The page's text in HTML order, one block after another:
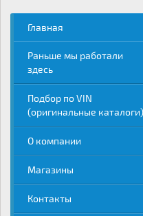
Главная
Раньше мы работали
здесь
Подбор по VIN
(оригинальные каталоги)
О компании
Магазины
Контакты